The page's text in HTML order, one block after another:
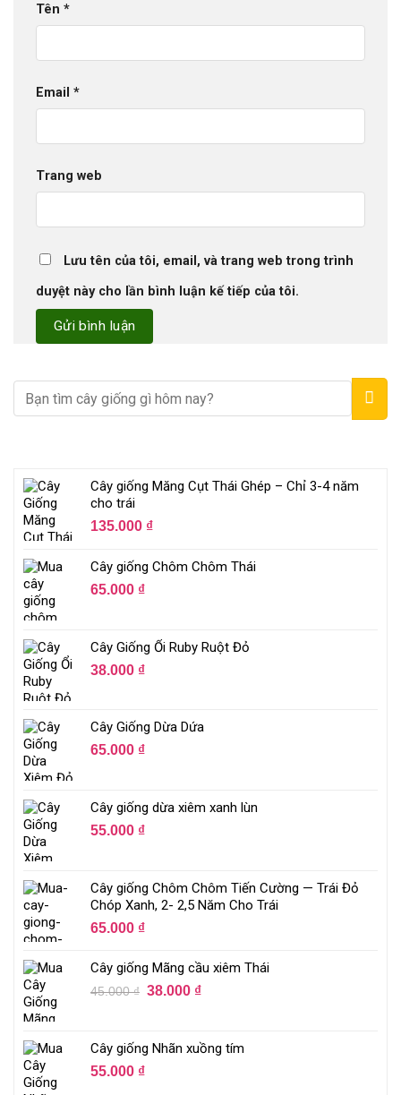
Tên *
Email *
Trang web
Lưu tên của tôi, email, và trang web trong trình
duyệt này cho lần bình luận kế tiếp của tôi.
Cây giống Măng Cụt Thái Ghép – Chỉ 3-4 năm
cho trái
135.000 ₫
Cây giống Chôm Chôm Thái
65.000 ₫
Cây Giống Ổi Ruby Ruột Đỏ
38.000 ₫
Cây Giống Dừa Dứa
65.000 ₫
Cây giống dừa xiêm xanh lùn
55.000 ₫
Cây giống Chôm Chôm Tiến Cường — Trái Đỏ
Chóp Xanh, 2- 2,5 Năm Cho Trái
65.000 ₫
Cây giống Mãng cầu xiêm Thái
45.000₫ 38.000 ₫
Cây giống Nhãn xuồng tím
55.000 ₫